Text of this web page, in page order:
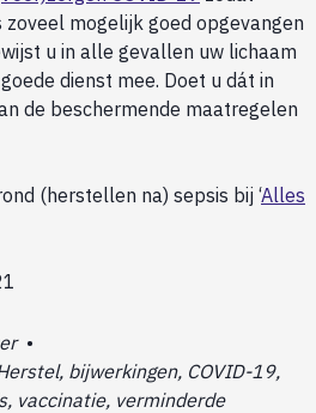
mogelijk goed opgevangen
u in alle gevallen uw lichaam
dienst mee. Doet u dát in
de beschermende maatregelen
(herstellen na) sepsis bij ‘Alles
•
bijwerkingen, COVID-19,
vaccinatie, verminderde